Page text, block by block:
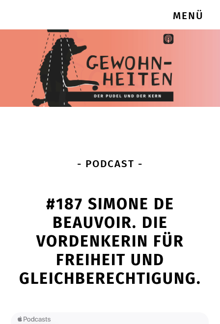
MENÜ
- PODCAST -
#187 SIMONE DE
BEAUVOIR. DIE
VORDENKERIN FÜR
FREIHEIT UND
GLEICHBERECHTIGUNG.